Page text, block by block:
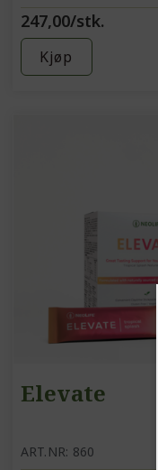
247,00/stk.
Kjøp
Elevate
ART.NR: 860